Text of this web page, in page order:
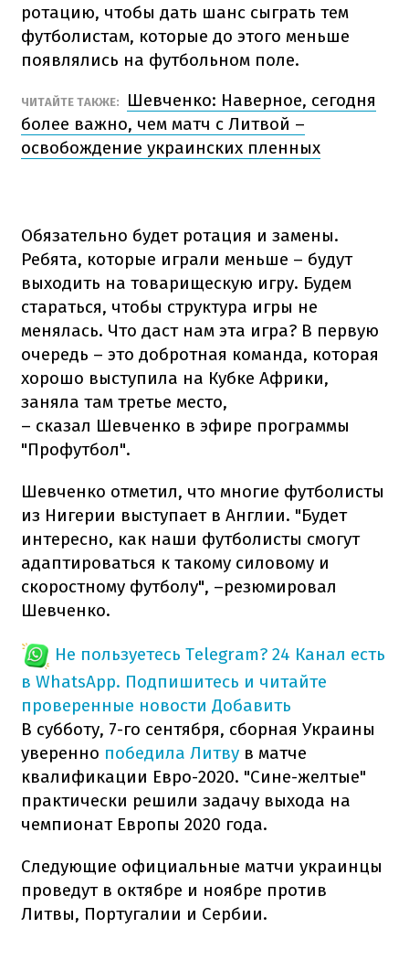
ротацию, чтобы дать шанс сыграть тем
футболистам, которые до этого меньше
появлялись на футбольном поле.
ЧИТАЙТЕ ТАКЖЕ:
Шевченко: Наверное, сегодня
более важно, чем матч с Литвой –
освобождение украинских пленных
Обязательно будет ротация и замены.
Ребята, которые играли меньше – будут
выходить на товарищескую игру. Будем
стараться, чтобы структура игры не
менялась. Что даст нам эта игра? В первую
очередь – это добротная команда, которая
хорошо выступила на Кубке Африки,
заняла там третье место,
– сказал Шевченко в эфире программы
"Профутбол".
Шевченко отметил, что многие футболисты
из Нигерии выступает в Англии. "Будет
интересно, как наши футболисты смогут
адаптироваться к такому силовому и
скоростному футболу", –резюмировал
Шевченко.
Не пользуетесь Telegram? 24 Канал есть
в WhatsApp. Подпишитесь и читайте
проверенные новости Добавить
В субботу, 7-го сентября, сборная Украины
уверенно победила Литву в матче
квалификации Евро-2020. "Сине-желтые"
практически решили задачу выхода на
чемпионат Европы 2020 года.
Следующие официальные матчи украинцы
проведут в октябре и ноябре против
Литвы, Португалии и Сербии.